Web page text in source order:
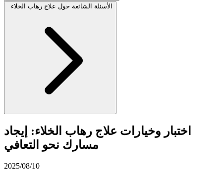
الأسئلة الشائعة حول علاج رهاب الخلاء
اختبار وخيارات علاج رهاب الخلاء: إيجاد
مسارك نحو التعافي
2025/08/10